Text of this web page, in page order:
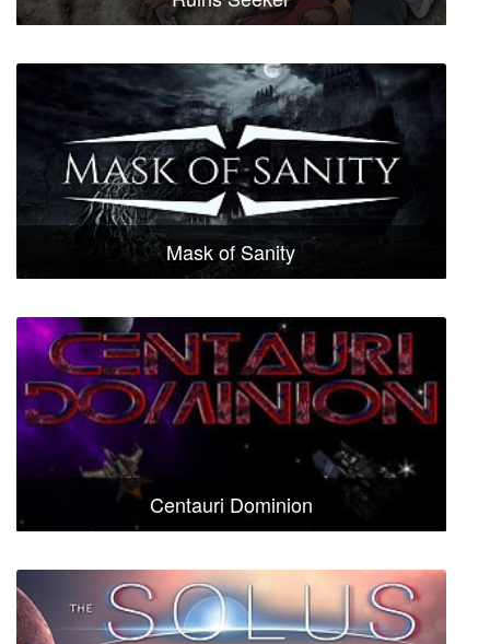
Mask of Sanity
Centauri Dominion